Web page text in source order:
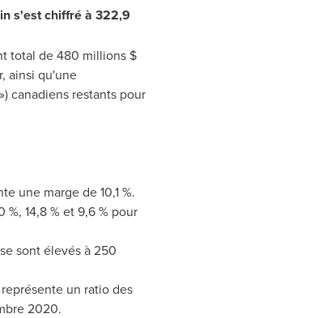
s'est chiffré à 322,9
total de 480 millions $
ainsi qu'une
canadiens restants pour
une marge de 10,1 %.
14,8 % et 9,6 % pour
sont élevés à 250
un ratio des
2020.